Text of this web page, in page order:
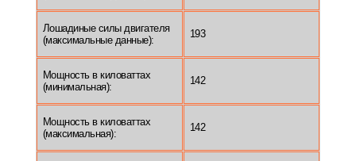
Лошадиные силы двигателя
(максимальные данные):
193
Мощность в киловаттах
(минимальная):
142
Мощность в киловаттах
(максимальная):
142